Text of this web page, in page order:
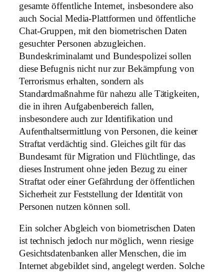
gesamte öffentliche Internet, insbesondere also
auch Social Media-Plattformen und öffentliche
Chat-Gruppen, mit den biometrischen Daten
gesuchter Personen abzugleichen.
Bundeskriminalamt und Bundespolizei sollen
diese Befugnis nicht nur zur Bekämpfung von
Terrorismus erhalten, sondern als
Standardmaßnahme für nahezu alle Tätigkeiten,
die in ihren Aufgabenbereich fallen,
insbesondere auch zur Identifikation und
Aufenthaltsermittlung von Personen, die keiner
Straftat verdächtig sind. Gleiches gilt für das
Bundesamt für Migration und Flüchtlinge, das
dieses Instrument ohne jeden Bezug zu einer
Straftat oder einer Gefährdung der öffentlichen
Sicherheit zur Feststellung der Identität von
Personen nutzen können soll.
Ein solcher Abgleich von biometrischen Daten
ist technisch jedoch nur möglich, wenn riesige
Gesichtsdatenbanken aller Menschen, die im
Internet abgebildet sind, angelegt werden. Solche